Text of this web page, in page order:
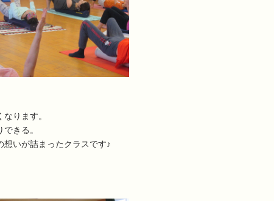
ります。
きる。
いが詰まったクラスです♪